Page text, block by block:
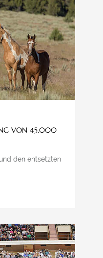
VON 45.000
den entsetzten